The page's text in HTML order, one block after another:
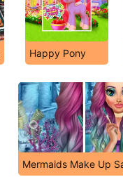
Happy Pony
Mermaids Make Up